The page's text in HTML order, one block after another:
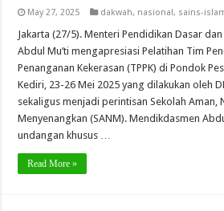
May 27, 2025 dakwah, nasional, sains-
Jakarta (27/5). Menteri Pendidikan Dasar
Abdul Mu’ti mengapresiasi Pelatihan Tim
Penanganan Kekerasan (TPPK) di Pondok
Kediri, 23-26 Mei 2025 yang dilakukan oleh
sekaligus menjadi perintisan Sekolah Aman,
Menyenangkan (SANM). Mendikdasmen
undangan khusus …
Read More »